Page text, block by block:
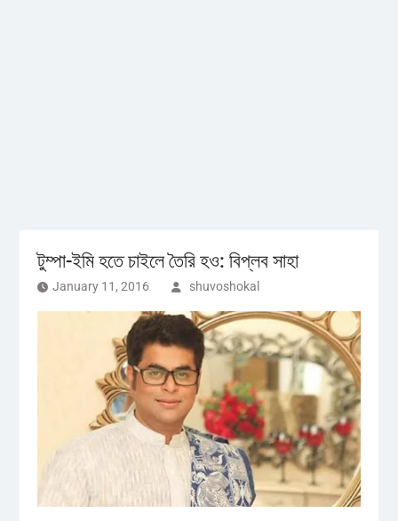
টুম্পা-ইমি হতে চাইলে তৈরি হও: বিপ্লব সাহা
January 11, 2016 shuvoshokal